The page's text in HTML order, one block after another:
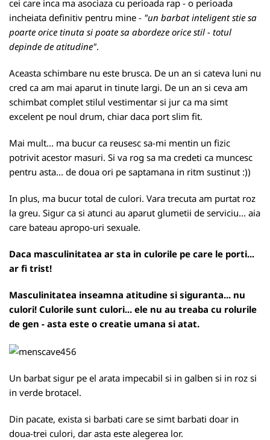
cei care inca ma asociaza cu perioada rap - o perioada
incheiata definitiv pentru mine - "un barbat inteligent stie sa
poarte orice tinuta si poate sa abordeze orice stil - totul
depinde de atitudine".
Aceasta schimbare nu este brusca. De un an si cateva luni nu
cred ca am mai aparut in tinute largi. De un an si ceva am
schimbat complet stilul vestimentar si jur ca ma simt
excelent pe noul drum, chiar daca port slim fit.
Mai mult... ma bucur ca reusesc sa-mi mentin un fizic
potrivit acestor masuri. Si va rog sa ma credeti ca muncesc
pentru asta... de doua ori pe saptamana in ritm sustinut :))
In plus, ma bucur total de culori. Vara trecuta am purtat roz
la greu. Sigur ca si atunci au aparut glumetii de serviciu... aia
care bateau apropo-uri sexuale.
Daca masculinitatea ar sta in culorile pe care le porti...
ar fi trist!
Masculinitatea inseamna atitudine si siguranta... nu
culori! Culorile sunt culori... ele nu au treaba cu rolurile
de gen - asta este o creatie umana si atat.
Un barbat sigur pe el arata impecabil si in galben si in roz si
in verde brotacel.
Din pacate, exista si barbati care se simt barbati doar in
doua-trei culori, dar asta este alegerea lor.